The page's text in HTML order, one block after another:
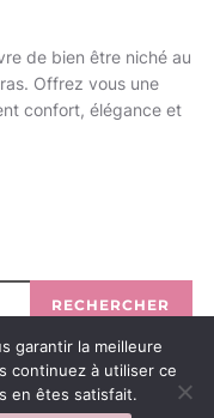
de bien être niché au
Offrez vous une
confort, élégance et
RECHERCHER
garantir la meilleure
continuez à utiliser ce
en êtes satisfait.